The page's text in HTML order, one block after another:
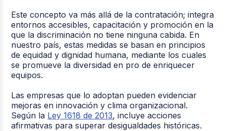
Este concepto va más allá de la contratación; integra
entornos accesibles, capacitación y promoción en la
que la discriminación no tiene ninguna cabida. En
nuestro país, estas medidas se basan en principios
de equidad y dignidad humana, mediante los cuales
se promueve la diversidad en pro de enriquecer
equipos.
Las empresas que lo adoptan pueden evidenciar
mejoras en innovación y clima organizacional.
Según la Ley 1618 de 2013, incluye acciones
afirmativas para superar desigualdades históricas.